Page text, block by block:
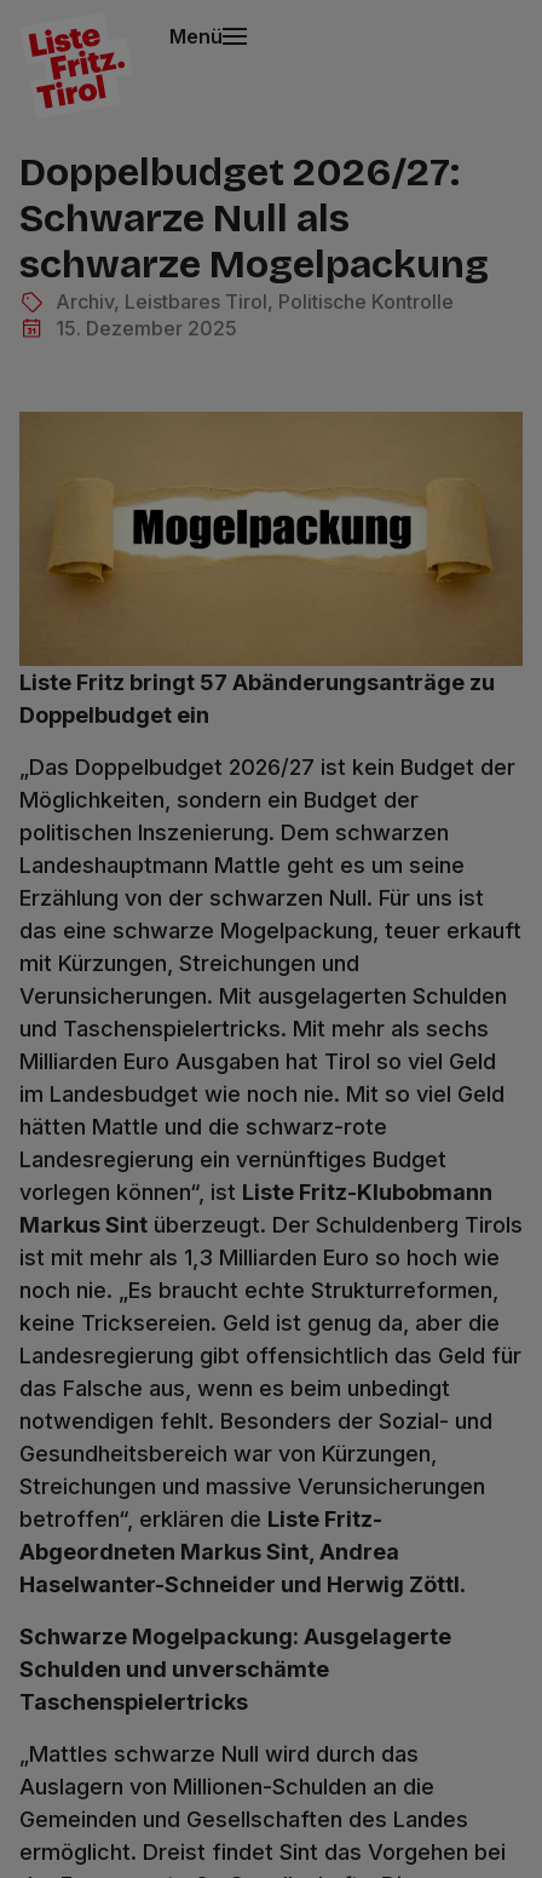
Menü
Doppelbudget 2026/27:
Schwarze Null als
schwarze Mogelpackung
Archiv, Leistbares Tirol, Politische Kontrolle
15. Dezember 2025
Liste Fritz bringt 57 Abänderungsanträge zu
Doppelbudget ein
„Das Doppelbudget 2026/27 ist kein Budget der
Möglichkeiten, sondern ein Budget der
politischen Inszenierung. Dem schwarzen
Landeshauptmann Mattle geht es um seine
Erzählung von der schwarzen Null. Für uns ist
das eine schwarze Mogelpackung, teuer erkauft
mit Kürzungen, Streichungen und
Verunsicherungen. Mit ausgelagerten Schulden
und Taschenspielertricks. Mit mehr als sechs
Milliarden Euro Ausgaben hat Tirol so viel Geld
im Landesbudget wie noch nie. Mit so viel Geld
hätten Mattle und die schwarz-rote
Landesregierung ein vernünftiges Budget
vorlegen können“, ist Liste Fritz-Klubobmann
Markus Sint überzeugt. Der Schuldenberg Tirols
ist mit mehr als 1,3 Milliarden Euro so hoch wie
noch nie. „Es braucht echte Strukturreformen,
keine Tricksereien. Geld ist genug da, aber die
Landesregierung gibt offensichtlich das Geld für
das Falsche aus, wenn es beim unbedingt
notwendigen fehlt. Besonders der Sozial- und
Gesundheitsbereich war von Kürzungen,
Streichungen und massive Verunsicherungen
betroffen“, erklären die Liste Fritz-
Abgeordneten Markus Sint, Andrea
Haselwanter-Schneider und Herwig Zöttl.
Schwarze Mogelpackung: Ausgelagerte
Schulden und unverschämte
Taschenspielertricks
„Mattles schwarze Null wird durch das
Auslagern von Millionen-Schulden an die
Gemeinden und Gesellschaften des Landes
ermöglicht. Dreist findet Sint das Vorgehen bei